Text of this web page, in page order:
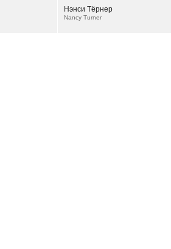
Нэнси Тёрнер
Nancy Turner